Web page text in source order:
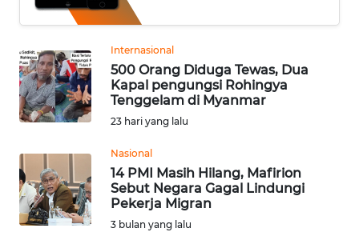
Internasional
500 Orang Diduga Tewas, Dua
Kapal pengungsi Rohingya
Tenggelam di Myanmar
23 hari yang lalu
Nasional
14 PMI Masih Hilang, Mafirion
Sebut Negara Gagal Lindungi
Pekerja Migran
3 bulan yang lalu
KRIMINAL
EKUIN
SAINS-TEKNO
INTERNASIONAL